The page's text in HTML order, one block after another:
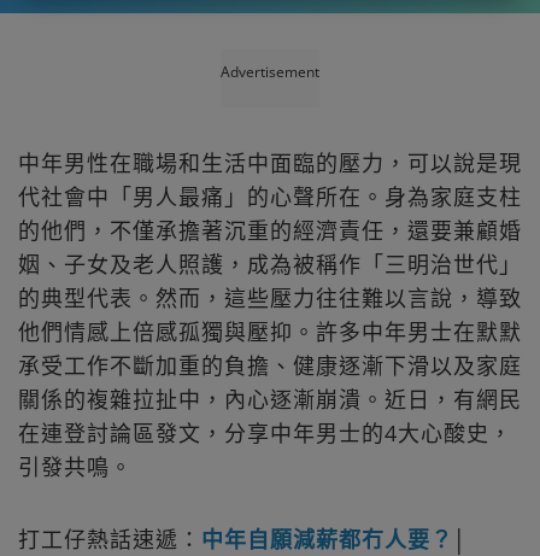
Advertisement
中年男性在職場和生活中面臨的壓力，可以說是現
代社會中「男人最痛」的心聲所在。身為家庭支柱
的他們，不僅承擔著沉重的經濟責任，還要兼顧婚
姻、子女及老人照護，成為被稱作「三明治世代」
的典型代表。然而，這些壓力往往難以言說，導致
他們情感上倍感孤獨與壓抑。許多中年男士在默默
承受工作不斷加重的負擔、健康逐漸下滑以及家庭
關係的複雜拉扯中，內心逐漸崩潰。近日，有網民
在連登討論區發文，分享中年男士的4大心酸史，
引發共鳴。
打工仔熱話速遞： 中年自願減薪都冇人要？